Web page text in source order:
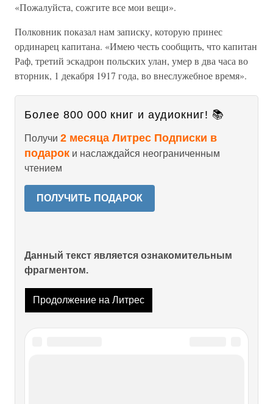
«Пожалуйста, сожгите все мои вещи».
Полковник показал нам записку, которую принес
ординарец капитана. «Имею честь сообщить, что капитан
Раф, третий эскадрон польских улан, умер в два часа во
вторник, 1 декабря 1917 года, во внеслужебное время».
Более 800 000 книг и аудиокниг! 📚
Получи 2 месяца Литрес Подписки в
подарок и наслаждайся неограниченным
чтением
ПОЛУЧИТЬ ПОДАРОК
Данный текст является ознакомительным
фрагментом.
Продолжение на Литрес